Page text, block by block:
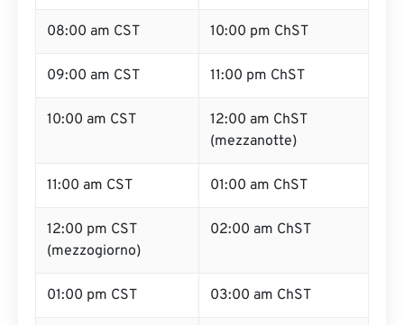
08:00 am CST 10:00 pm ChST
09:00 am CST 11:00 pm ChST
10:00 am CST
12:00 am ChST
(mezzanotte)
11:00 am CST 01:00 am ChST
12:00 pm CST
(mezzogiorno)
02:00 am ChST
01:00 pm CST 03:00 am ChST